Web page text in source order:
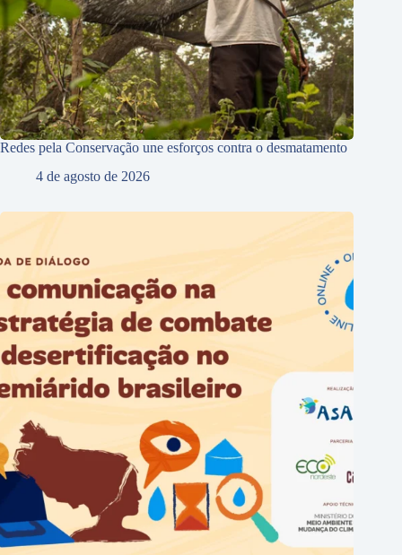
Redes pela Conservação une esforços contra o desmatamento
4 de agosto de 2026